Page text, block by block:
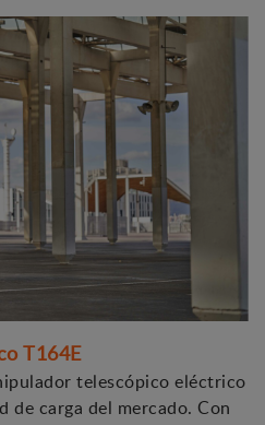
T164E
telescópico eléctrico
de carga del mercado. Con